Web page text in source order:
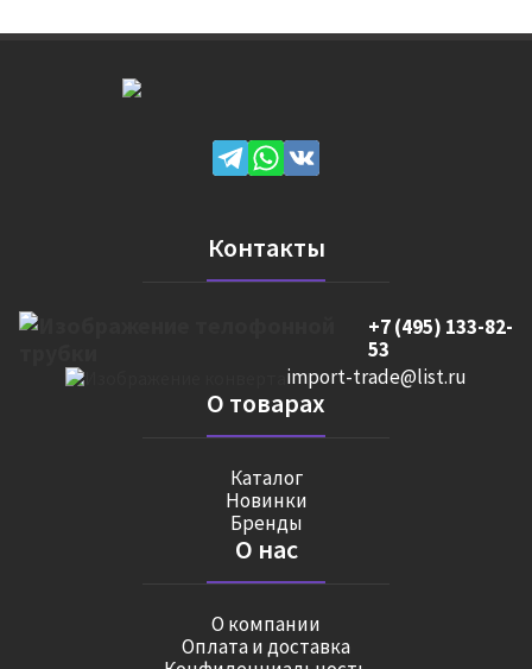
Контакты
+7 (495) 133-82-
53
import-trade@list.ru
О товарах
Каталог
Новинки
Бренды
О нас
О компании
Оплата и доставка